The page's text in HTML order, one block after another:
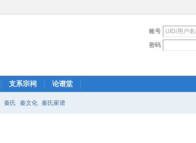
账号
密码
支系宗祠 论谱堂
秦氏 秦文化 秦氏家谱